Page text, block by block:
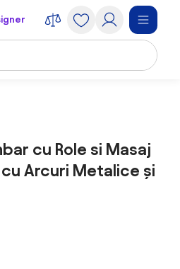
cu Role si Masaj
Arcuri Metalice și